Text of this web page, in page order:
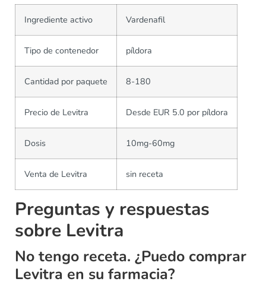
Ingrediente activo Vardenafil
Tipo de contenedor píldora
Cantidad por paquete 8-180
Precio de Levitra Desde EUR 5.0 por píldora
Dosis 10mg-60mg
Venta de Levitra sin receta
Preguntas y respuestas
sobre Levitra
No tengo receta. ¿Puedo comprar
Levitra en su farmacia?